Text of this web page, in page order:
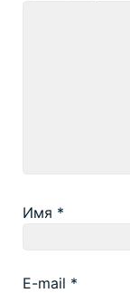
Имя *
E-mail *